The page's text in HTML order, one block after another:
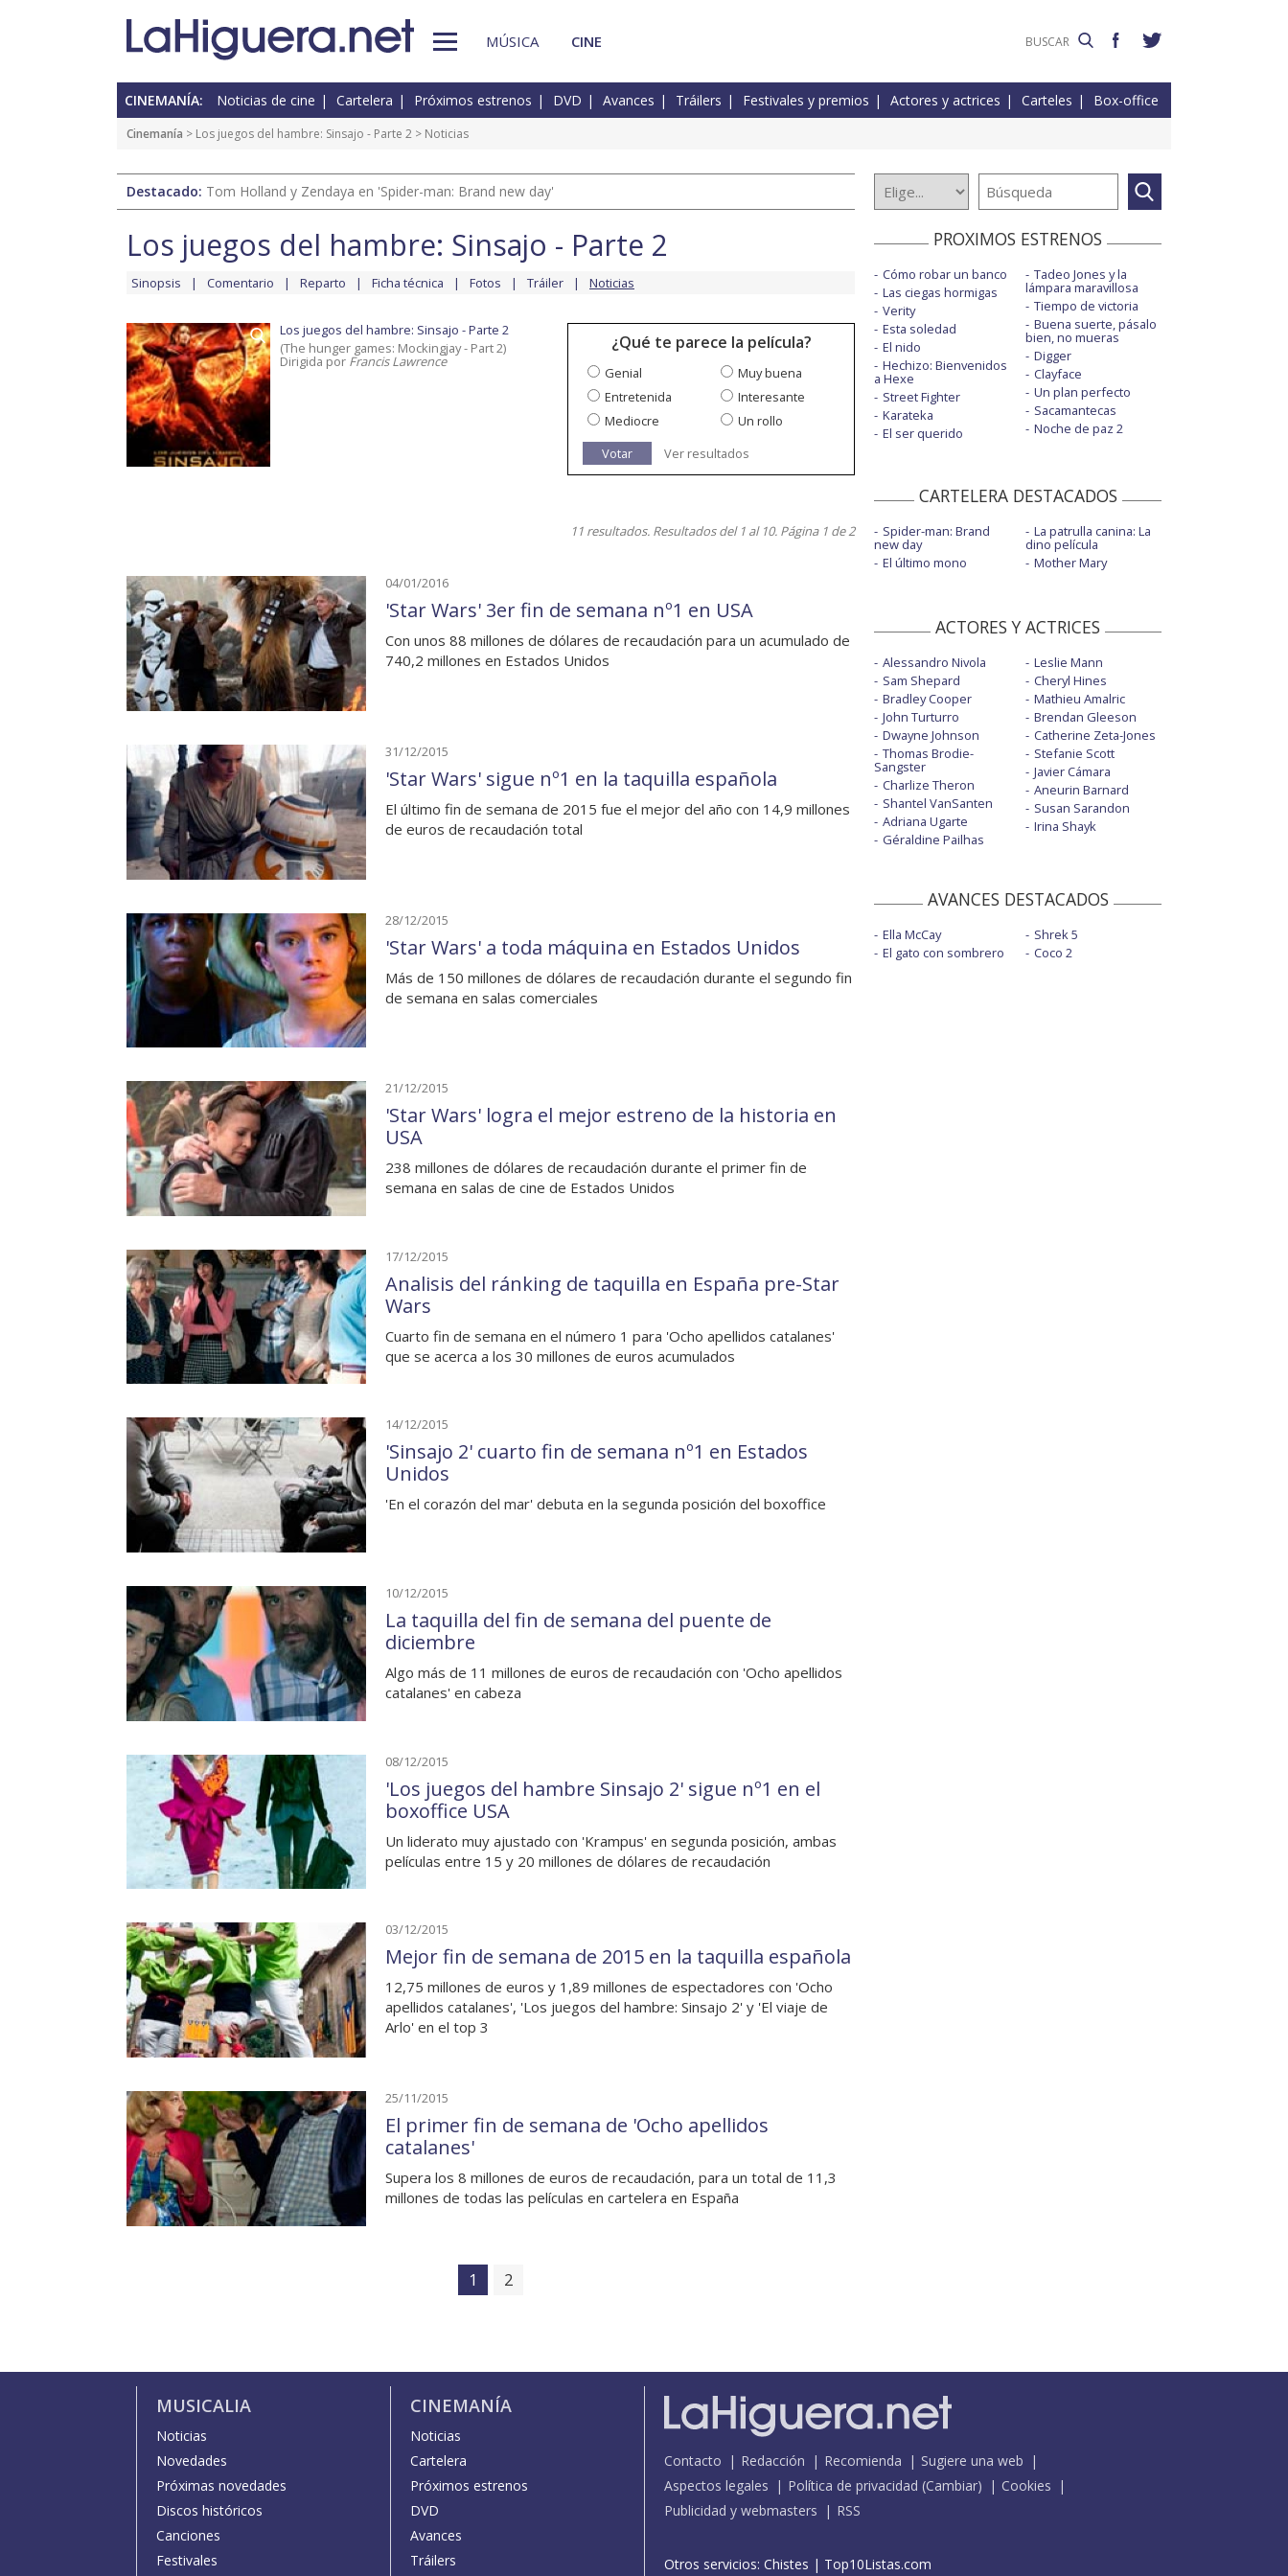
MÚSICA CINE
CINEMANÍA: Noticias de cine Cartelera Próximos estrenos DVD Avances Tráilers Festivales y premios Actores y actrices Carteles Box-office
Cinemanía > Los juegos del hambre: Sinsajo - Parte 2 > Noticias
Destacado: Tom Holland y Zendaya en 'Spider-man: Brand new day'
Los juegos del hambre: Sinsajo - Parte 2
Sinopsis Comentario Reparto Ficha técnica Fotos Tráiler Noticias
Los juegos del hambre: Sinsajo - Parte 2
(The hunger games: Mockingjay - Part 2)
Dirigida por Francis Lawrence
¿Qué te parece la película?
Genial
Muy buena
Entretenida
Interesante
Mediocre
Un rollo
Votar
Ver resultados
11 resultados. Resultados del 1 al 10. Página 1 de 2
04/01/2016
'Star Wars' 3er fin de semana nº1 en USA
Con unos 88 millones de dólares de recaudación para un acumulado de
740,2 millones en Estados Unidos
31/12/2015
'Star Wars' sigue nº1 en la taquilla española
El último fin de semana de 2015 fue el mejor del año con 14,9 millones
de euros de recaudación total
28/12/2015
'Star Wars' a toda máquina en Estados Unidos
Más de 150 millones de dólares de recaudación durante el segundo fin
de semana en salas comerciales
21/12/2015
'Star Wars' logra el mejor estreno de la historia en
USA
238 millones de dólares de recaudación durante el primer fin de
semana en salas de cine de Estados Unidos
17/12/2015
Analisis del ránking de taquilla en España pre-Star
Wars
Cuarto fin de semana en el número 1 para 'Ocho apellidos catalanes'
que se acerca a los 30 millones de euros acumulados
14/12/2015
'Sinsajo 2' cuarto fin de semana nº1 en Estados
Unidos
'En el corazón del mar' debuta en la segunda posición del boxoffice
10/12/2015
La taquilla del fin de semana del puente de
diciembre
Algo más de 11 millones de euros de recaudación con 'Ocho apellidos
catalanes' en cabeza
08/12/2015
'Los juegos del hambre Sinsajo 2' sigue nº1 en el
boxoffice USA
Un liderato muy ajustado con 'Krampus' en segunda posición, ambas
películas entre 15 y 20 millones de dólares de recaudación
03/12/2015
Mejor fin de semana de 2015 en la taquilla española
12,75 millones de euros y 1,89 millones de espectadores con 'Ocho
apellidos catalanes', 'Los juegos del hambre: Sinsajo 2' y 'El viaje de
Arlo' en el top 3
25/11/2015
El primer fin de semana de 'Ocho apellidos
catalanes'
Supera los 8 millones de euros de recaudación, para un total de 11,3
millones de todas las películas en cartelera en España
1 2
PROXIMOS ESTRENOS
Cómo robar un banco
Las ciegas hormigas
Verity
Esta soledad
El nido
Hechizo: Bienvenidos
a Hexe
Street Fighter
Karateka
El ser querido
Tadeo Jones y la
lámpara maravillosa
Tiempo de victoria
Buena suerte, pásalo
bien, no mueras
Digger
Clayface
Un plan perfecto
Sacamantecas
Noche de paz 2
CARTELERA DESTACADOS
Spider-man: Brand
new day
El último mono
La patrulla canina: La
dino película
Mother Mary
ACTORES Y ACTRICES
Alessandro Nivola
Sam Shepard
Bradley Cooper
John Turturro
Dwayne Johnson
Thomas Brodie-
Sangster
Charlize Theron
Shantel VanSanten
Adriana Ugarte
Géraldine Pailhas
Leslie Mann
Cheryl Hines
Mathieu Amalric
Brendan Gleeson
Catherine Zeta-Jones
Stefanie Scott
Javier Cámara
Aneurin Barnard
Susan Sarandon
Irina Shayk
AVANCES DESTACADOS
Ella McCay
El gato con sombrero
Shrek 5
Coco 2
MUSICALIA
Noticias
Novedades
Próximas novedades
Discos históricos
Canciones
Festivales
CINEMANÍA
Noticias
Cartelera
Próximos estrenos
DVD
Avances
Tráilers
Contacto Redacción Recomienda
Sugiere una web
Aspectos legales
Política de privacidad (Cambiar)
Cookies
Publicidad y webmasters
RSS
Otros servicios: Chistes | Top10Listas.com